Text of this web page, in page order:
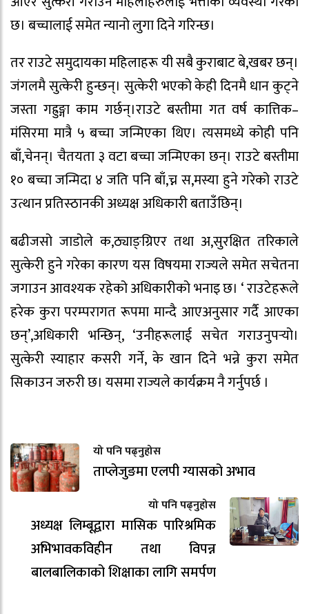
छ। बच्चालाई समेत न्यानो लुगा दिने गरिन्छ।
तर राउटे समुदायका महिलाहरू यी सबै कुराबाट बे,खबर छन्।
जंगलमै सुत्केरी हुन्छन्। सुत्केरी भएको केही दिनमै धान कुट्ने
जस्ता गह्रुङ्गा काम गर्छन्।राउटे बस्तीमा गत वर्ष कात्तिक–
मंसिरमा मात्रै ५ बच्चा जन्मिएका थिए। त्यसमध्ये कोही पनि
बाँ,चेनन्। चैतयता ३ वटा बच्चा जन्मिएका छन्। राउटे बस्तीमा
१० बच्चा जन्मिदा ४ जति पनि बाँ,च्न स,मस्या हुने गरेको राउटे
उत्थान प्रतिस्ठानकी अध्यक्ष अधिकारी बताउँछिन्।
बढीजसो जाडोले क,ठ्याङ्ग्रिएर तथा अ,सुरक्षित तरिकाले
सुत्केरी हुने गरेका कारण यस विषयमा राज्यले समेत सचेतना
जगाउन आवश्यक रहेको अधिकारीको भनाइ छ। ‘ राउटेहरूले
हरेक कुरा परम्परागत रूपमा मान्दै आएअनुसार गर्दै आएका
छन्’,अधिकारी भन्छिन्, ‘उनीहरूलाई सचेत गराउनुपर्‍यो।
सुत्केरी स्याहार कसरी गर्ने, के खान दिने भन्ने कुरा समेत
सिकाउन जरुरी छ। यसमा राज्यले कार्यक्रम नै गर्नुपर्छ ।
यो पनि पढ्नुहोस
ताप्लेजुङमा एलपी ग्यासको अभाव
यो पनि पढ्नुहोस
अध्यक्ष लिम्बूद्वारा मासिक पारिश्रमिक
अभिभावकविहीन तथा विपन्न
बालबालिकाको शिक्षाका लागि समर्पण